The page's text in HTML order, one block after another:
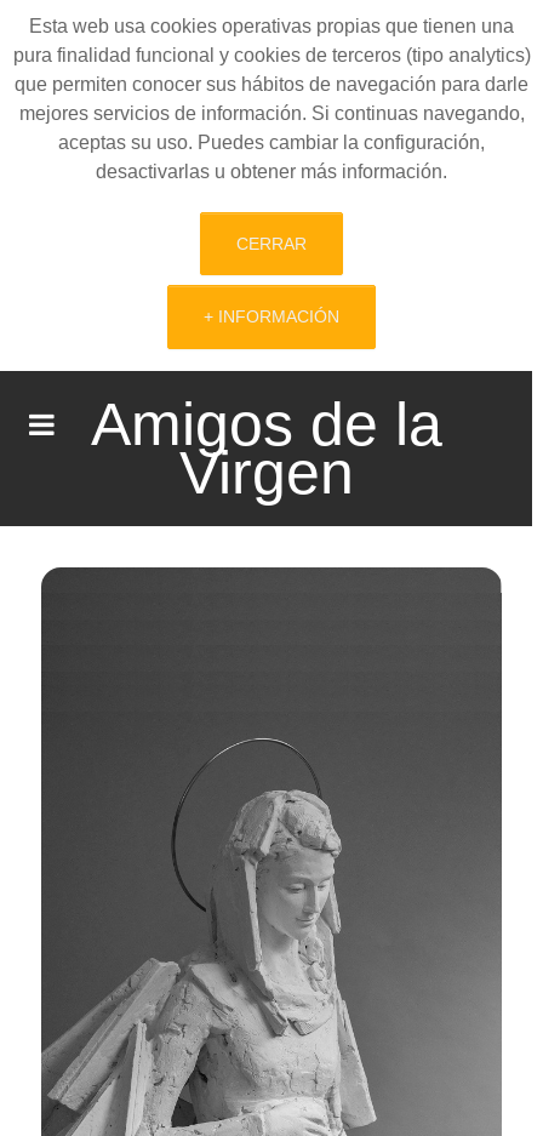
Esta web usa cookies operativas propias que tienen una
pura finalidad funcional y cookies de terceros (tipo analytics)
que permiten conocer sus hábitos de navegación para darle
mejores servicios de información. Si continuas navegando,
aceptas su uso. Puedes cambiar la configuración,
desactivarlas u obtener más información.
CERRAR
+ INFORMACIÓN
Amigos de la
Virgen